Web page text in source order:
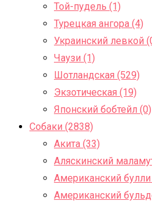
Той-пудель (1)
Турецкая ангора (4)
Украинский левкой
Чаузи (1)
Шотландская (529)
Экзотическая (19)
Японский бобтейл (0)
Собаки (2838)
Акита (33)
Аляскинский
Американский булли
Американский